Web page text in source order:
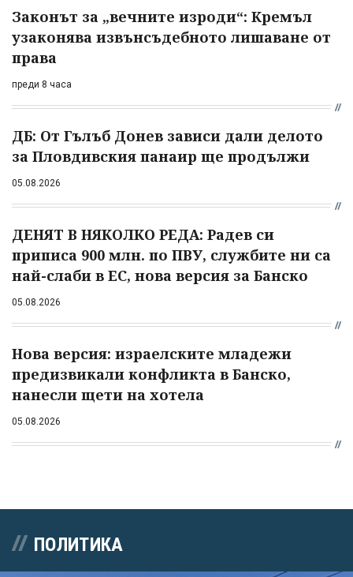
Законът за „вечните изроди“: Кремъл
узаконява извънсъдебното лишаване от
права
преди 8 часа
ДБ: От Гълъб Донев зависи дали делото
за Пловдивския панаир ще продължи
05.08.2026
ДЕНЯТ В НЯКОЛКО РЕДА: Радев си
приписа 900 млн. по ПВУ, службите ни са
най-слаби в ЕС, нова версия за Банско
05.08.2026
Нова версия: израелските младежи
предизвикали конфликта в Банско,
нанесли щети на хотела
05.08.2026
ПОЛИТИКА